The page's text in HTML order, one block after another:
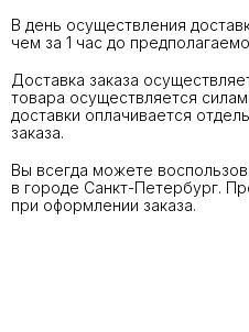
В день осуществления
чем за 1 час до
Доставка заказа
товара осуществляется
доставки оплачивается
заказа.
Вы всегда можете
в городе Санкт-Петербург.
при оформлении заказа.